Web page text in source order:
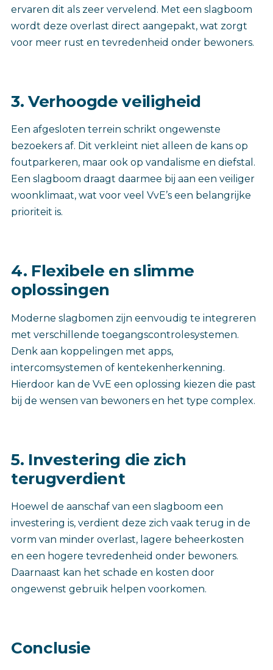
ervaren dit als zeer vervelend. Met een slagboom
wordt deze overlast direct aangepakt, wat zorgt
voor meer rust en tevredenheid onder bewoners.
3. Verhoogde veiligheid
Een afgesloten terrein schrikt ongewenste
bezoekers af. Dit verkleint niet alleen de kans op
foutparkeren, maar ook op vandalisme en diefstal.
Een slagboom draagt daarmee bij aan een veiliger
woonklimaat, wat voor veel VvE’s een belangrijke
prioriteit is.
4. Flexibele en slimme
oplossingen
Moderne slagbomen zijn eenvoudig te integreren
met verschillende toegangscontrolesystemen.
Denk aan koppelingen met apps,
intercomsystemen of kentekenherkenning.
Hierdoor kan de VvE een oplossing kiezen die past
bij de wensen van bewoners en het type complex.
5. Investering die zich
terugverdient
Hoewel de aanschaf van een slagboom een
investering is, verdient deze zich vaak terug in de
vorm van minder overlast, lagere beheerkosten
en een hogere tevredenheid onder bewoners.
Daarnaast kan het schade en kosten door
ongewenst gebruik helpen voorkomen.
Conclusie